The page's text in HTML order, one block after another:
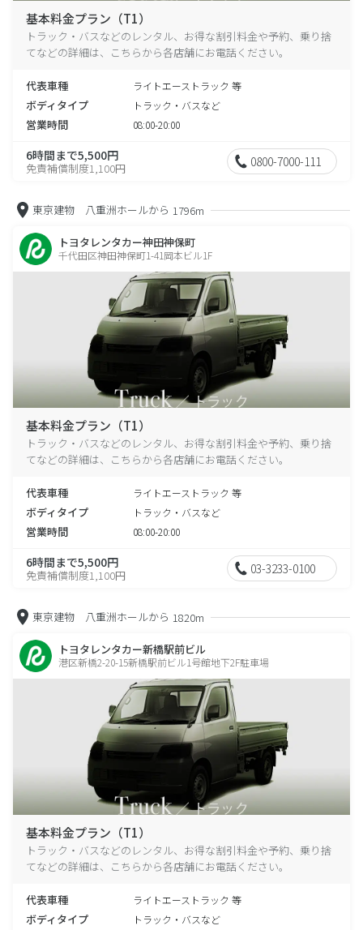
基本料金プラン（T1）
トラック・バスなどのレンタル、お得な割引料金や予約、乗り捨
てなどの詳細は、こちらから各店舗にお電話ください。
代表車種 ライトエーストラック 等
ボディタイプ トラック・バスなど
営業時間 08:00-20:00
6時間まで5,500円
免責補償制度1,100円 0800-7000-111
東京建物 八重洲ホールから 1796m
トヨタレンタカー神田神保町
千代田区神田神保町1-41岡本ビル1F
基本料金プラン（T1）
トラック・バスなどのレンタル、お得な割引料金や予約、乗り捨
てなどの詳細は、こちらから各店舗にお電話ください。
代表車種 ライトエーストラック 等
ボディタイプ トラック・バスなど
営業時間 08:00-20:00
6時間まで5,500円
免責補償制度1,100円 03-3233-0100
東京建物 八重洲ホールから 1820m
トヨタレンタカー新橋駅前ビル
港区新橋2-20-15新橋駅前ビル1号館地下2F駐車場
基本料金プラン（T1）
トラック・バスなどのレンタル、お得な割引料金や予約、乗り捨
てなどの詳細は、こちらから各店舗にお電話ください。
代表車種 ライトエーストラック 等
ボディタイプ トラック・バスなど